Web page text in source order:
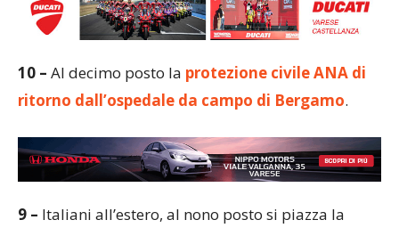
10 – Al decimo posto la protezione civile ANA di
ritorno dall’ospedale da campo di Bergamo.
9 – Italiani all’estero, al nono posto si piazza la